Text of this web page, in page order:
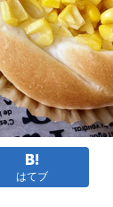
はてブ